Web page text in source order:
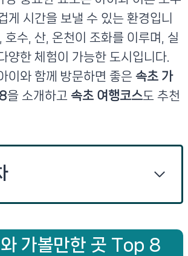
게 시간을 보낼 수 있는 환경입니
호수, 산, 온천이 조화를 이루며, 실
양한 체험이 가능한 도시입니다.
이와 함께 방문하면 좋은 속초 가
을 소개하고 속초 여행코스도 추천
가볼만한 곳 Top 8